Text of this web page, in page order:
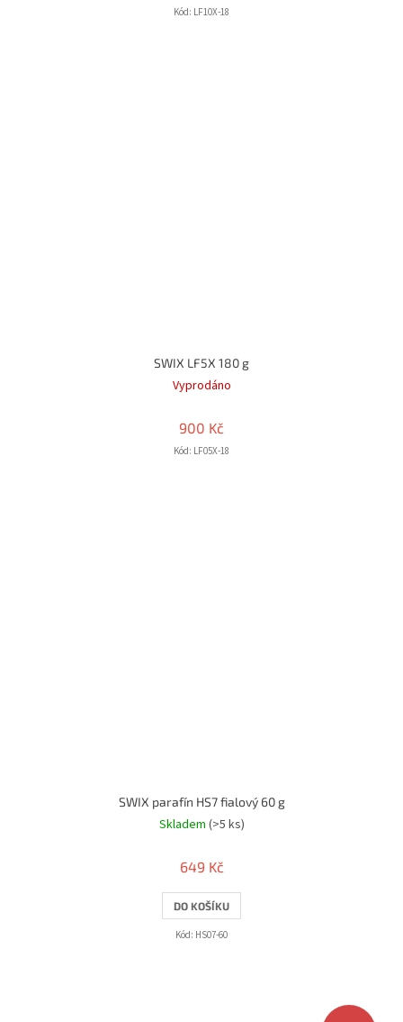
Kód: LF10X-18
SWIX LF5X 180 g
Vyprodáno
900 Kč
Kód: LF05X-18
SWIX parafín HS7 fialový 60 g
Skladem (>5 ks)
649 Kč
DO KOŠÍKU
Kód: HS07-60